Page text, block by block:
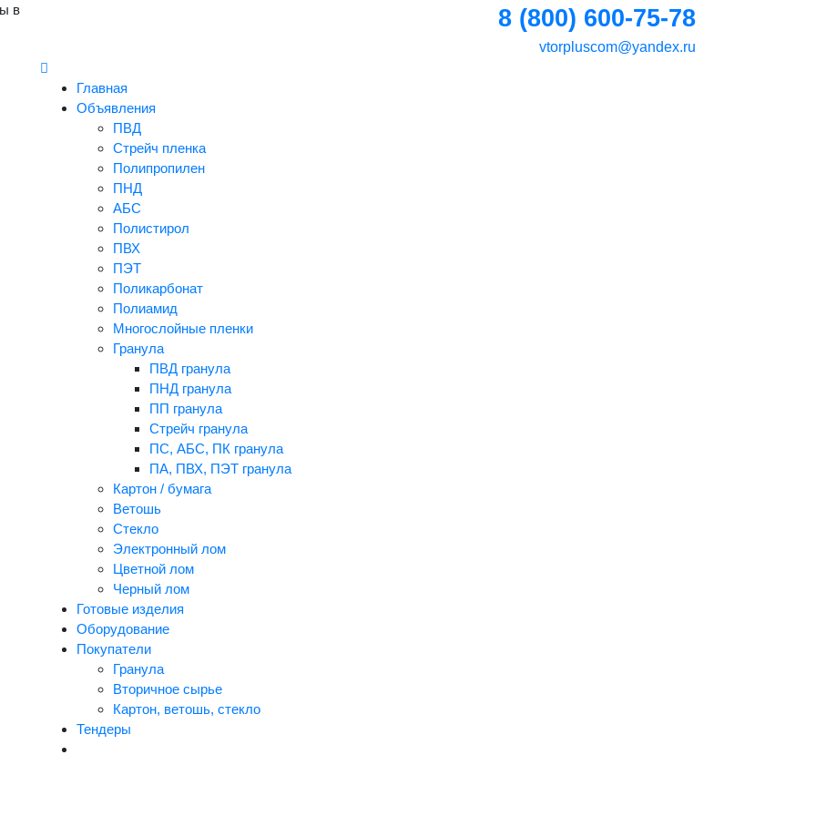
в 8 (800) 600-75-78
vtorpluscom@yandex.ru
Главная
Объявления
ПВД
Стрейч пленка
Полипропилен
ПНД
АБС
Полистирол
ПВХ
ПЭТ
Поликарбонат
Полиамид
Многослойные пленки
Гранула
ПВД гранула
ПНД гранула
ПП гранула
Стрейч гранула
ПС, АБС, ПК гранула
ПА, ПВХ, ПЭТ гранула
Картон / бумага
Ветошь
Стекло
Электронный лом
Цветной лом
Черный лом
Готовые изделия
Оборудование
Покупатели
Гранула
Вторичное сырье
Картон, ветошь, стекло
Тендеры